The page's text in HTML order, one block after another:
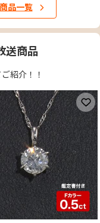
品一覧
送商品
紹介！！
録 お